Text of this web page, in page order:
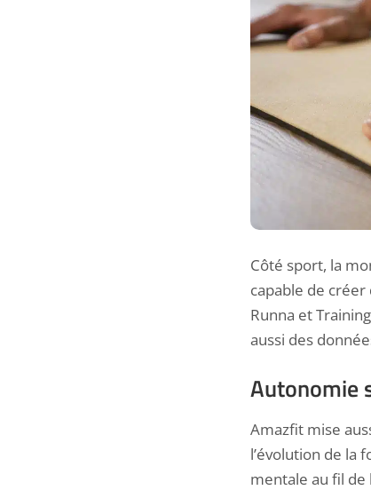
Côté sport, la
capable de créer
Runna et
aussi des
Autonomie
Amazfit mise
l’évolution de la
mentale au fil de